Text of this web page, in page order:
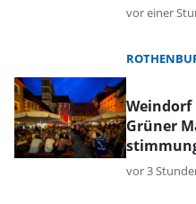
vor einer
Weindorf
Grüner
vor 3